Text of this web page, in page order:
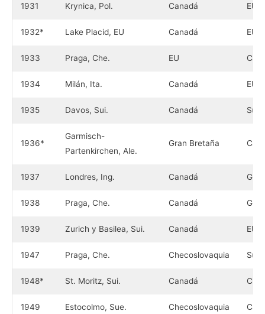
1931 Krynica, Pol. Canadá EU
1932* Lake Placid, EU Canadá EU
1933 Praga, Che. EU
1934 Milán, Ita. Canadá EU
1935 Davos, Sui. Canadá
1936*
Garmisch-
Partenkirchen, Ale.
Gran Bretaña
1937 Londres, Ing. Canadá
1938 Praga, Che. Canadá
1939 Zurich y Basilea, Sui. Canadá EU
1947 Praga, Che. Checoslovaquia
1948* St. Moritz, Sui. Canadá
1949 Estocolmo, Sue. Checoslovaquia